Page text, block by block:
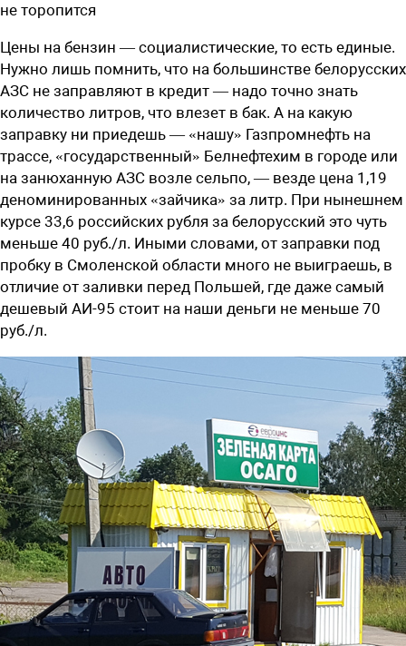
не торопится
Цены на бензин — социалистические, то есть единые.
Нужно лишь помнить, что на большинстве белорусских
АЗС не заправляют в кредит — надо точно знать
количество литров, что влезет в бак. А на какую
заправку ни приедешь — «нашу» Газпромнефть на
трассе, «государственный» Белнефтехим в городе или
на занюханную АЗС возле сельпо, — везде цена 1,19
деноминированных «зайчика» за литр. При нынешнем
курсе 33,6 российских рубля за белорусский это чуть
меньше 40 руб./л. Иными словами, от заправки под
пробку в Смоленской области много не выиграешь, в
отличие от заливки перед Польшей, где даже самый
дешевый АИ-95 стоит на наши деньги не меньше 70
руб./л.